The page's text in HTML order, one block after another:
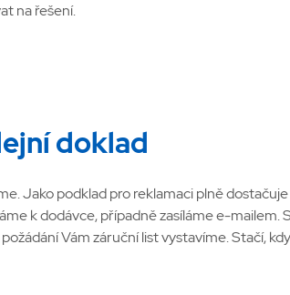
na řešení.
doklad
Jako podklad pro reklamaci plně
k dodávce, případně zasíláme e-mailem.
Vám záruční list vystavíme. Stačí,